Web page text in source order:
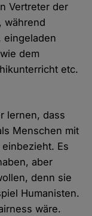
Vertreter der
während
eingeladen
dem
etc.
lernen, dass
Menschen mit
Es
aber
denn sie
Humanisten.
wäre.